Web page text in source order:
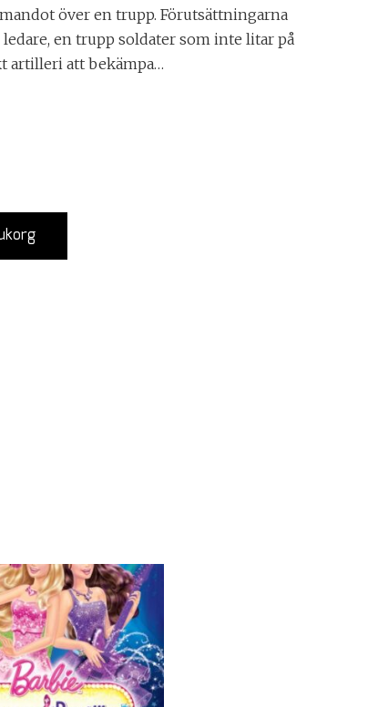
över en trupp. Förutsättningarna
en trupp soldater som inte litar på
artilleri att bekämpa…